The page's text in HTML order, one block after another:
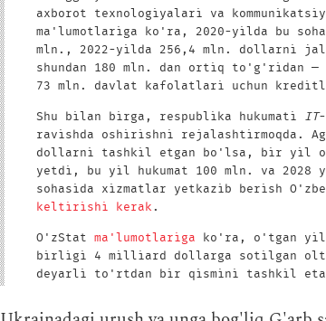
axborot texnologiyalari va
ma'lumotlariga ko'ra, 2020-yilda bu
mln., 2022-yilda 256,4 mln. dollarni
shundan 180 mln. dan ortiq
73 mln. davlat kafolatlari uchun
Shu bilan birga, respublika hukumati IT
ravishda oshirishni rejalashtirmoqda.
dollarni tashkil etgan bo'lsa, bir yil
yetdi, bu yil hukumat 100 mln. va
sohasida xizmatlar yetkazib berish
keltirishi kerak.
O'zStat ma'lumotlariga ko'ra, o'tgan yili
birligi 4 milliard dollarga sotilgan
deyarli to'rtdan bir qismini tashkil